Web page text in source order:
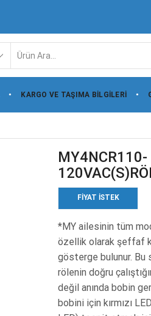
KARGO VE TAŞIMA BILGILERI
MY4NCR110-
FIYAT ISTEK
*MY ailesinin tüm
özellik olarak şeffaf
gösterge bulunur. Bu
rölenin doğru
değil anında bobin
bobini için kırmızı